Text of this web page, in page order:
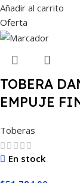
Añadir al carrito
Oferta
TOBERA
EMPUJE
Toberas
En stock